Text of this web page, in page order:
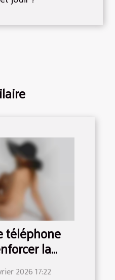
téléphone
la
soi ?
2026 17:22